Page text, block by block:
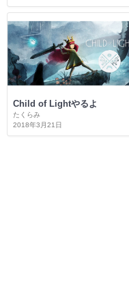
Child of Lightやるよ
たくらみ
2018年3月21日